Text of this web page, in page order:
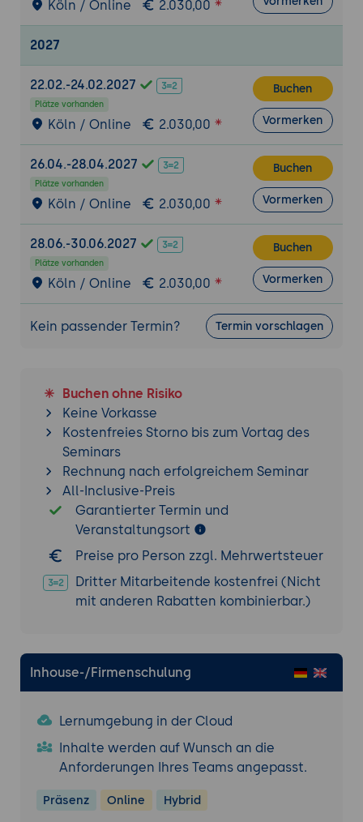
8. Nachbereitung und Value Follow-up
Feedback-Integration
systematisch auswerten
Value Reinforcement
: Zusatzmaterialien
zur Wertunterstützung
Follow-up Prozess: Nachhaltige
9. Praxisübung: Service-Demo mit Peer-
Feedback
Aufgabe: 15-minütige Live-Demo einer
Beratungs- oder Trainingsleistung
Bonus: Gegenseitiges Coaching mit
strukturiertem Feedback
Köln / Online 2.030,00
2027
22.02.-24.02.2027
Plätze vorhanden
Köln / Online 2.030,00
Buchen
Vormerken
26.04.-28.04.2027
Plätze vorhanden
Köln / Online 2.030,00
Buchen
Vormerken
28.06.-30.06.2027
Plätze vorhanden
Köln / Online 2.030,00
Buchen
Vormerken
Kein passender Termin? Termin vorschlagen
Buchen ohne Risiko
Keine Vorkasse
Kostenfreies Storno bis zum Vortag des
Seminars
Rechnung nach erfolgreichem Seminar
All-Inclusive-Preis
Garantierter Termin und
Veranstaltungsort
Preise pro Person zzgl. Mehrwertsteuer
Dritter Mitarbeitende kostenfrei (Nicht
mit anderen Rabatten kombinierbar.)
Inhouse-/Firmenschulung
Lernumgebung in der Cloud
Inhalte werden auf Wunsch an die
Anforderungen Ihres Teams angepasst.
Präsenz Online Hybrid